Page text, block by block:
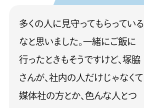
多くの人に見守ってもらっている
なと思いました。一緒にご飯に
行ったときもそうですけど、塚脇
さんが、社内の人だけじゃなくて
媒体社の方とか、色んな人とつ